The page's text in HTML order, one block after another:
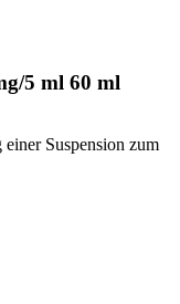
5 ml 60 ml
Suspension zum